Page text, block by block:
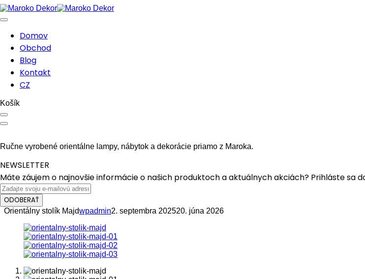
Domov
Obchod
Blog
Kontakt
CZ
Košík
Ručne vyrobené orientálne lampy, nábytok a dekorácie priamo z Maroka.
NEWSLETTER
Máte záujem o najnovšie informácie o našich produktoch a aktuálnych akciách? Prihláste sa
ODOBERAŤ
Orientálny stolík Majdwpadmin2. septembra 202520. júna 2026